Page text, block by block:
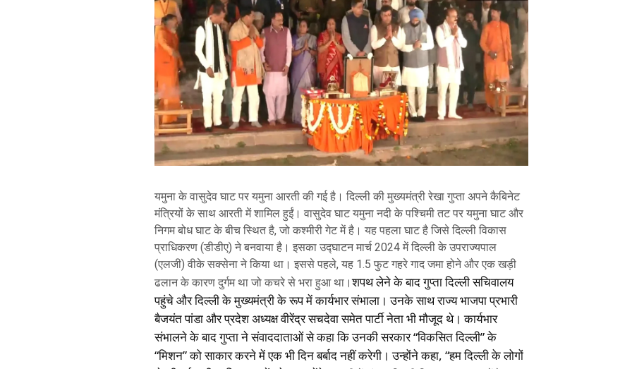
यमुना के वासुदेव घाट पर यमुना आरती की गई है। दिल्ली की मुख्यमंत्री रेखा गुप्ता अपने कैबिनेट
मंत्रियों के साथ आरती में शामिल हुईं। वासुदेव घाट यमुना नदी के पश्चिमी तट पर यमुना घाट और
निगम बोध घाट के बीच स्थित है, जो कश्मीरी गेट में है। यह पहला घाट है जिसे दिल्ली विकास
प्राधिकरण (डीडीए) ने बनवाया है। इसका उद्घाटन मार्च 2024 में दिल्ली के उपराज्यपाल
(एलजी) वीके सक्सेना ने किया था। इससे पहले, यह 1.5 फुट गहरे गाद जमा होने और एक खड़ी
ढलान के कारण दुर्गम था जो कचरे से भरा हुआ था।शपथ लेने के बाद गुप्ता दिल्ली सचिवालय
पहुंचे और दिल्ली के मुख्यमंत्री के रूप में कार्यभार संभाला। उनके साथ राज्य भाजपा प्रभारी
बैजयंत पांडा और प्रदेश अध्यक्ष वीरेंद्र सचदेवा समेत पार्टी नेता भी मौजूद थे। कार्यभार
संभालने के बाद गुप्ता ने संवाददाताओं से कहा कि उनकी सरकार “विकसित दिल्ली” के
“मिशन” को साकार करने में एक भी दिन बर्बाद नहीं करेगी। उन्होंने कहा, “हम दिल्ली के लोगों